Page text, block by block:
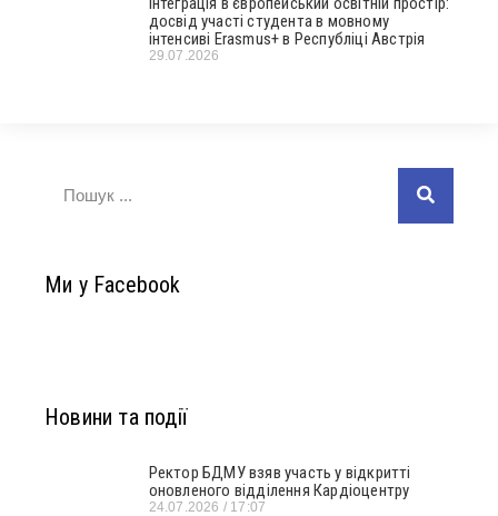
досвід участі студента в мовному
інтенсиві Erasmus+ в Республіці Австрія
29.07.2026
Ми у Facebook
Новини та події
Ректор БДМУ взяв участь у відкритті
оновленого відділення Кардіоцентру
24.07.2026 17:07